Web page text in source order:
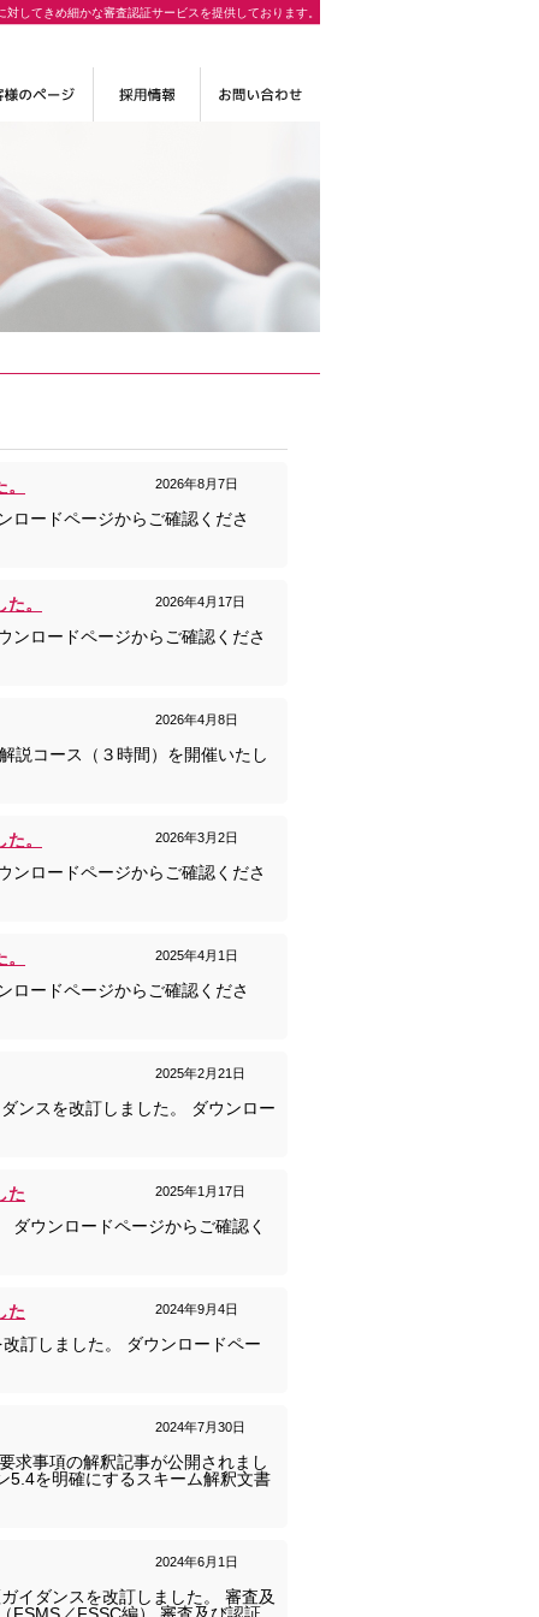
してきめ細かな審査認証サービスを提供しております。
2026年8月7日
ロードページからご確認くださ
。 2026年4月17日
ンロードページからご確認くださ
2026年4月8日
説コース（３時間）を開催いたし
。 2026年3月2日
ンロードページからご確認くださ
2025年4月1日
ロードページからご確認くださ
2025年2月21日
ンスを改訂しました。 ダウンロー
た 2025年1月17日
ダウンロードページからご確認く
た 2024年9月4日
訂しました。 ダウンロードペー
2024年7月30日
求事項の解釈記事が公開されまし
5.4を明確にするスキーム解釈文書
2024年6月1日
イダンスを改訂しました。 審査及